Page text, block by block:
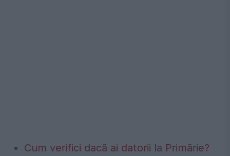
Cum verifici dacă ai datorii la Primărie?